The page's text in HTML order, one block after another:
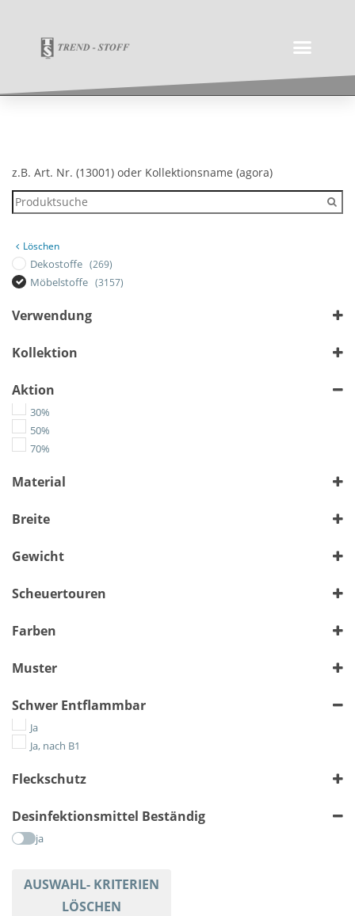
z.B. Art. Nr. (13001) oder Kollektionsname (agora)
Löschen
Dekostoffe (269)
Möbelstoffe (3157)
Verwendung
Kollektion
Aktion
30%
50%
70%
Material
Flachgewebe
Leather-Like
Velours
Breite
Gewicht
Scheuertouren
Farben
Muster
Floral
Geometrisch
Gestreift
Meliert
Uni
Schwer Entflammbar
Ja
Ja, nach B1
Fleckschutz
Desinfektionsmittel Beständig
ja
AUSWAHL- KRITERIEN
LÖSCHEN